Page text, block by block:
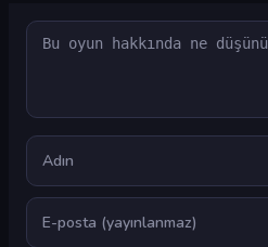
Yorum
Ad
E-posta